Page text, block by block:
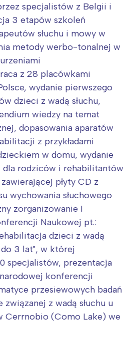
specjalistów z Belgii i
3 etapów szkoleń
słuchu i mowy w
metody werbo-tonalnej w
z 28 placówkami
wydanie pierwszego
dzieci z wadą słuchu,
wiedzy na temat
dopasowania aparatów
z przykładami
w domu, wydanie
dla rodziców i rehabilitantów
płyty CD z
wychowania słuchowego
zorganizowanie I
Naukowej pt.:
dzieci z wadą
do 3 lat", w której
specjalistów, prezentacja
konferencji
przesiewowych badań
związanej z wadą słuchu u
(Como Lake) we